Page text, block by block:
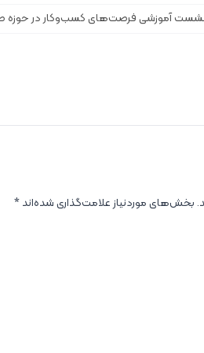
آموزشی فرصت‌های کسب‌وکار در حوزه
بخش‌های موردنیاز علامت‌گذاری شده‌اند*